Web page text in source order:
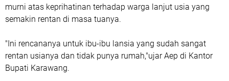
murni atas keprihatinan terhadap warga lanjut usia yang
semakin rentan di masa tuanya.
"Ini rencananya untuk ibu-ibu lansia yang sudah sangat
rentan usianya dan tidak punya rumah,"ujar Aep di Kantor
Bupati Karawang.